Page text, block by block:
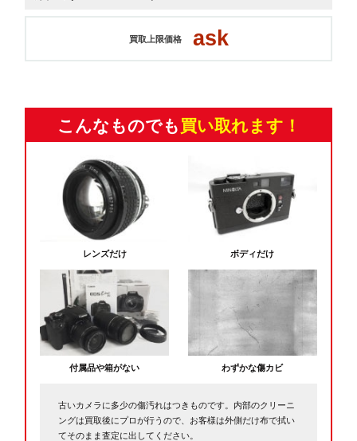
買取上限価格 ask
こんなものでも 買い取れます！
レンズだけ ボディだけ
付属品や箱がない わずかな傷カビ
古いカメラに多少の傷汚れはつきものです。内部のクリーニ
ングは買取後にプロが行うので、お客様は外側だけ布で拭い
てそのまま査定に出してください。